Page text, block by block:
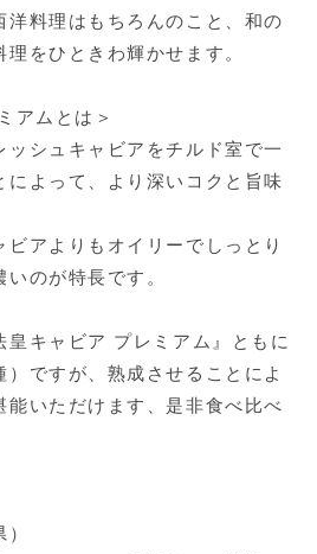
洋料理はもちろんのこと、和の
をひときわ輝かせます。
アムとは＞
ッシュキャビアをチルド室で一
によって、より深いコクと旨味
アよりもオイリーでしっとり
のが特長です。
皇キャビア プレミアム』ともに
）ですが、熟成させることによ
能いただけます、是非食べ比べ